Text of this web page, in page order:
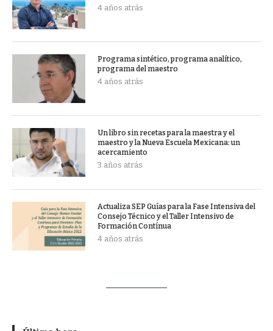
4 años atrás
Programa sintético, programa analítico,
programa del maestro
4 años atrás
Un libro sin recetas para la maestra y el
maestro y la Nueva Escuela Mexicana: un
acercamiento
3 años atrás
Actualiza SEP Guías para la Fase Intensiva del
Consejo Técnico y el Taller Intensivo de
Formación Contínua
4 años atrás